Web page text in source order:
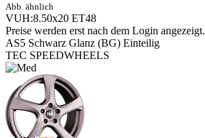
Abb. ähnlich
VUH:8.50x20 ET48
Preise werden erst nach dem Login angezeigt.
AS5 Schwarz Glanz (BG) Einteilig
TEC SPEEDWHEELS